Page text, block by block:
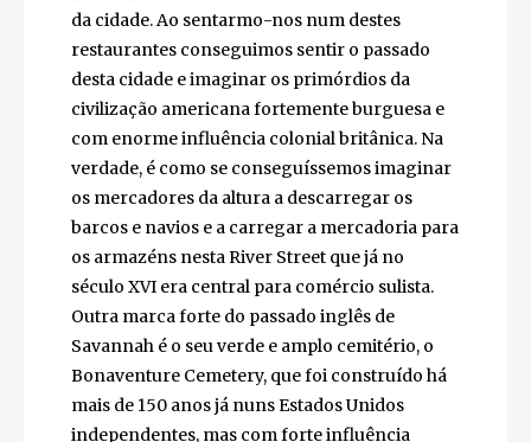
largamente pela população e um dos
destinos mais centrais da cidade. Ao
sentarmo-nos num destes restaurantes
conseguimos sentir o passado desta cidade e
imaginar os primórdios da civilização
americana fortemente burguesa e com
enorme influência colonial britânica. Na
verdade, é como se conseguíssemos
imaginar os mercadores da altura a
descarregar os barcos e navios e a carregar
a mercadoria para os armazéns nesta River
Street que já no século XVI era central para
comércio sulista. Outra marca forte do
passado inglês de Savannah é o seu verde e
amplo cemitério, o Bonaventure Cemetery,